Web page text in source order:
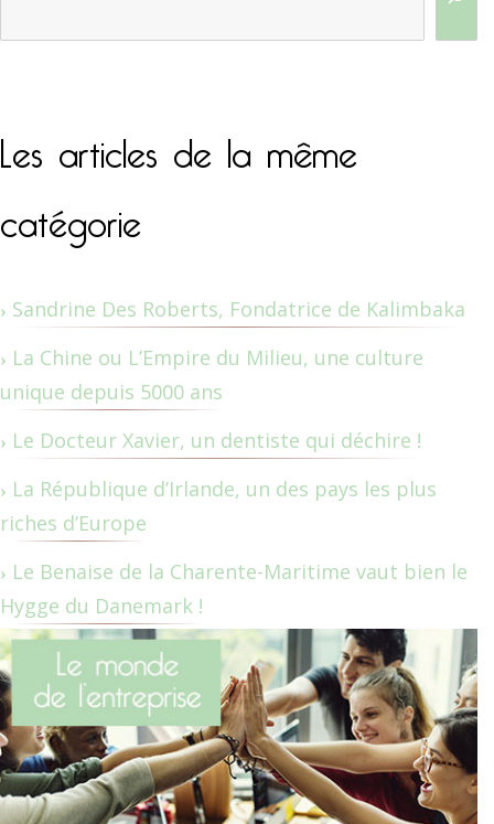
Les articles de la même
catégorie
Sandrine Des Roberts, Fondatrice de Kalimbaka
La Chine ou L’Empire du Milieu, une culture
unique depuis 5000 ans
Le Docteur Xavier, un dentiste qui déchire !
La République d’Irlande, un des pays les plus
riches d’Europe
Le Benaise de la Charente-Maritime vaut bien le
Hygge du Danemark !